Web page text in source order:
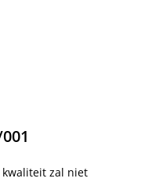
kwaliteit zal niet